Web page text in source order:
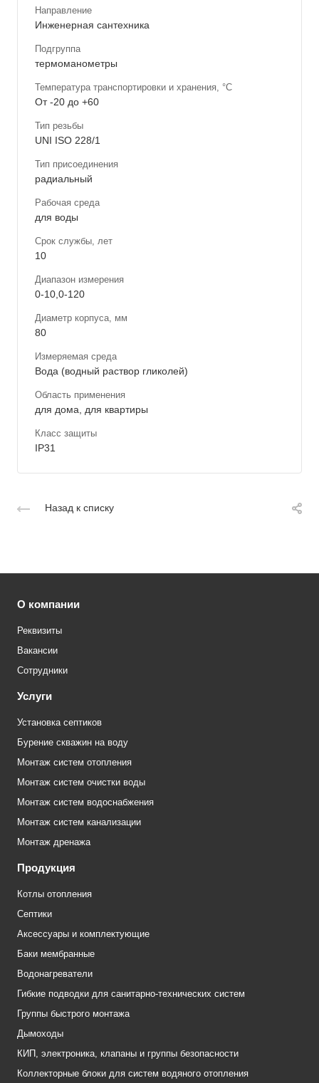
Направление
Инженерная сантехника
Подгруппа
термоманометры
Температура транспортировки и хранения, °С
От -20 до +60
Тип резьбы
UNI ISO 228/1
Тип присоединения
радиальный
Рабочая среда
для воды
Срок службы, лет
10
Диапазон измерения
0-10,0-120
Диаметр корпуса, мм
80
Измеряемая среда
Вода (водный раствор гликолей)
Область применения
для дома, для квартиры
Класс защиты
IP31
Назад к списку
О компании
Реквизиты
Вакансии
Сотрудники
Услуги
Установка септиков
Бурение скважин на воду
Монтаж систем отопления
Монтаж систем очистки воды
Монтаж систем водоснабжения
Монтаж систем канализации
Монтаж дренажа
Продукция
Котлы отопления
Септики
Аксессуары и комплектующие
Баки мембранные
Водонагреватели
Гибкие подводки для санитарно-технических систем
Группы быстрого монтажа
Дымоходы
КИП, электроника, клапаны и группы безопасности
Коллекторные блоки для систем водяного отопления